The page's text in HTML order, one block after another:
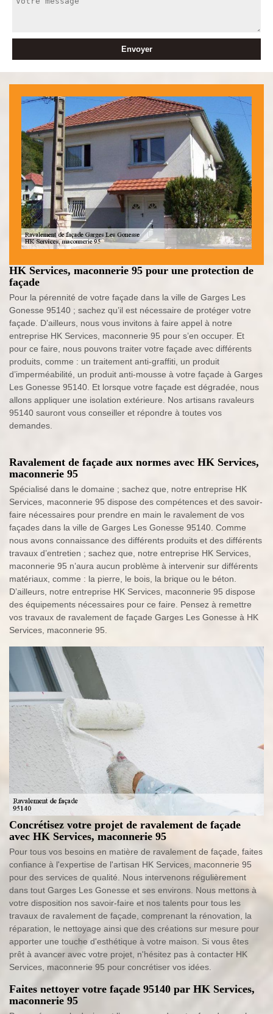
HK Services, maconnerie 95 pour une protection de
façade
Pour la pérennité de votre façade dans la ville de Garges Les
Gonesse 95140 ; sachez qu’il est nécessaire de protéger votre
façade. D’ailleurs, nous vous invitons à faire appel à notre
entreprise HK Services, maconnerie 95 pour s’en occuper. Et
pour ce faire, nous pouvons traiter votre façade avec différents
produits, comme : un traitement anti-graffiti, un produit
d’imperméabilité, un produit anti-mousse à votre façade à Garges
Les Gonesse 95140. Et lorsque votre façade est dégradée, nous
allons appliquer une isolation extérieure. Nos artisans ravaleurs
95140 sauront vous conseiller et répondre à toutes vos
demandes.
Ravalement de façade aux normes avec HK Services,
maconnerie 95
Spécialisé dans le domaine ; sachez que, notre entreprise HK
Services, maconnerie 95 dispose des compétences et des savoir-
faire nécessaires pour prendre en main le ravalement de vos
façades dans la ville de Garges Les Gonesse 95140. Comme
nous avons connaissance des différents produits et des différents
travaux d’entretien ; sachez que, notre entreprise HK Services,
maconnerie 95 n’aura aucun problème à intervenir sur différents
matériaux, comme : la pierre, le bois, la brique ou le béton.
D’ailleurs, notre entreprise HK Services, maconnerie 95 dispose
des équipements nécessaires pour ce faire. Pensez à remettre
vos travaux de ravalement de façade Garges Les Gonesse à HK
Services, maconnerie 95.
Concrétisez votre projet de ravalement de façade
avec HK Services, maconnerie 95
Pour tous vos besoins en matière de ravalement de façade, faites
confiance à l'expertise de l'artisan HK Services, maconnerie 95
pour des services de qualité. Nous intervenons régulièrement
dans tout Garges Les Gonesse et ses environs. Nous mettons à
votre disposition nos savoir-faire et nos talents pour tous les
travaux de ravalement de façade, comprenant la rénovation, la
réparation, le nettoyage ainsi que des créations sur mesure pour
apporter une touche d'esthétique à votre maison. Si vous êtes
prêt à avancer avec votre projet, n'hésitez pas à contacter HK
Services, maconnerie 95 pour concrétiser vos idées.
Faites nettoyer votre façade 95140 par HK Services,
maconnerie 95